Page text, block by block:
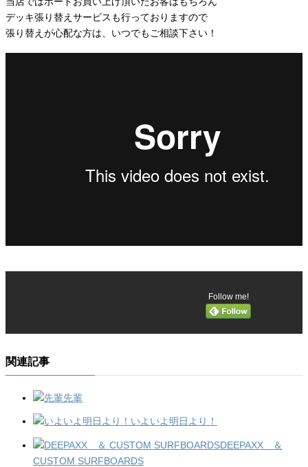
デッキ張り替えサービスも行っておりますので
張り替えが心配な方は、いつでもご相談下さい！
Follow me!
関連記事
先輩
いよいよ明日より！
DEEPAXX ＆
CUSTOM SURFBOARDS